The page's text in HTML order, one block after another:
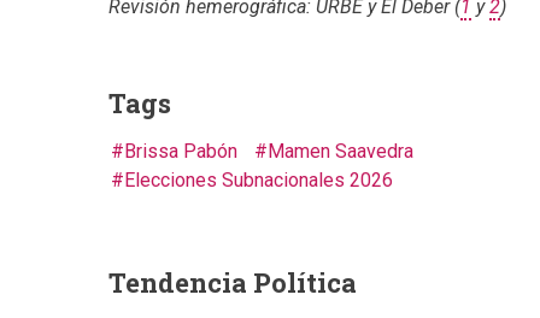
Revisión hemerográfica: URBE y El Deber (1 y2)
Tags
Brissa Pabón
Mamen Saavedra
Elecciones Subnacionales 2026
Tendencia Política